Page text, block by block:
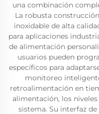
una combinación
La robusta
inoxidable de alta
para aplicaciones
de alimentación
usuarios pueden
específicos para
monitoreo
retroalimentación en
alimentación, los
sistema. Su interfaz